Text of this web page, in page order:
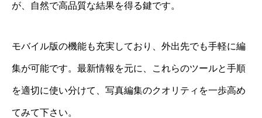
が、自然で高品質な結果を得る鍵です。
モバイル版の機能も充実しており、外出先でも手軽に編
集が可能です。最新情報を元に、これらのツールと手順
を適切に使い分けて、写真編集のクオリティを一歩高め
てみて下さい。